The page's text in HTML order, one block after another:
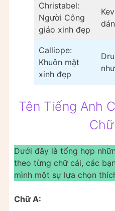
Christabel:
Người Công
giáo xinh đẹp
Calliope:
Khuôn mặt
xinh đẹp
Tên Tiếng Anh
Dưới đây là tổng hợp
theo từng chữ cái, các
mình một sự lựa chọn
Chữ A: